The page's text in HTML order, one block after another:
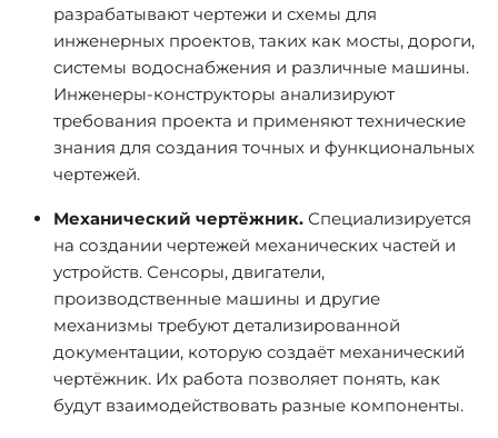
разрабатывают чертежи и схемы для
инженерных проектов, таких как мосты, дороги,
системы водоснабжения и различные машины.
Инженеры-конструкторы анализируют
требования проекта и применяют технические
знания для создания точных и функциональных
чертежей.
Механический чертёжник. Специализируется
на создании чертежей механических частей и
устройств. Сенсоры, двигатели,
производственные машины и другие
механизмы требуют детализированной
документации, которую создаёт механический
чертёжник. Их работа позволяет понять, как
будут взаимодействовать разные компоненты.